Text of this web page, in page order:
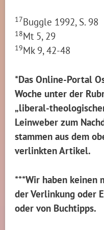
17Buggle 1992, S. 98
18Mt 5, 29
19Mk 9, 42-48
*Das Online-Portal
Woche unter der
„liberal-
Leinweber zum
stammen aus dem
verlinkten Artikel.
***Wir haben keinen
der Verlinkung oder
oder von Buchtipps.